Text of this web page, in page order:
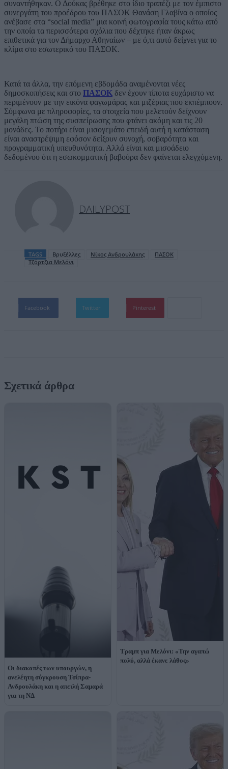
συναντήθηκαν. Ο Δούκας βρέθηκε στο ίδιο τραπέζι με τον έμπιστο
συνεργάτη του προέδρου του ΠΑΣΟΚ Θανάση Γλαβίνα ο οποίος
ανέβασε στα “social media” μια κοινή φωτογραφία τους κάτω από
την οποία τα περισσότερα σχόλια που δέχτηκε ήταν άκρως
επιθετικά για τον Δήμαρχο Αθηναίων – με ό,τι αυτό δείχνει για το
κλίμα στο εσωτερικό του ΠΑΣΟΚ.
Κατά τα άλλα, την επόμενη εβδομάδα αναμένονται νέες
δημοσκοπήσεις και στο ΠΑΣΟΚ δεν έχουν τίποτα ευχάριστο να
περιμένουν με την εικόνα φαγωμάρας και μιζέριας που εκπέμπουν.
Σύμφωνα με πληροφορίες, τα στοιχεία που μελετούν δείχνουν
μεγάλη πτώση της συσπείρωσης που φτάνει ακόμη και τις 20
μονάδες. Το ποτήρι είναι μισογεμάτο επειδή αυτή η κατάσταση
είναι αναστρέψιμη εφόσον δείξουν συνοχή, σοβαρότητα και
προγραμματική υπευθυνότητα. Αλλά είναι και μισοάδειο
δεδομένου ότι η εσωκομματική βαβούρα δεν φαίνεται ελεγχόμενη.
DAILYPOST
TAGS Βρυξέλλες Νίκος Ανδρουλάκης
ΠΑΣΟΚ
Τζόρτζια Μελόνι
Facebook Twitter Pinterest
Σχετικά άρθρα
Οι διακοπές των υπουργών, η
ανελέητη σύγκρουση Τσίπρα-
Ανδρουλάκη και η απειλή Σαμαρά
για τη ΝΔ
Τραμπ για Μελόνι: «Την αγαπώ
πολύ, αλλά έκανε λάθος»